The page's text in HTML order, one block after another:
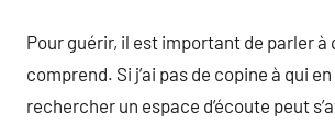
Pour guérir, il est important de parler à
comprend. Si j’ai pas de copine à qui
rechercher un espace d’écoute peut